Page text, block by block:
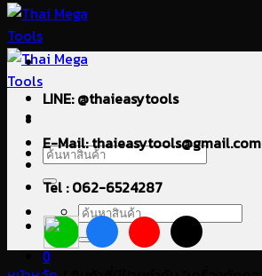
ค้นหา:
ค้นหา:
0
LINE: @thaieasytools
E-Mail: thaieasytools@gmail.com
Tel : 062-6524287